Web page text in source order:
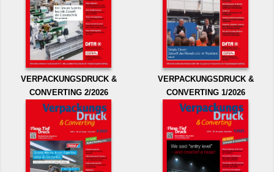
VERPACKUNGSDRUCK &
CONVERTING 2/2026
VERPACKUNGSDRUCK &
CONVERTING 1/2026